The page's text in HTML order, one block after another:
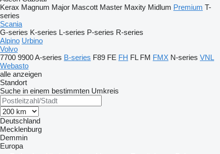
Kerax Magnum Major Mascott Master Maxity Midlum Premium T-
series
Scania
G-series K-series L-series P-series R-series
Alpino Urbino
Volvo
7700 9900A-series B-series F89 FE FH FL FM FMX N-series VNL
Webasto
alle anzeigen
Standort
Suche in einem bestimmten Umkreis
Deutschland
Mecklenburg
Demmin
Europa